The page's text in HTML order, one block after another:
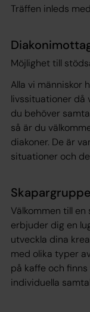
Träffen inleds
Möjlighet till
Alla vi människor
livssituationer då
du behöver
så är du
diakoner. De är
situationer och
Välkommen till
erbjuder dig en
utveckla dina
med olika typer
på kaffe och
individuella